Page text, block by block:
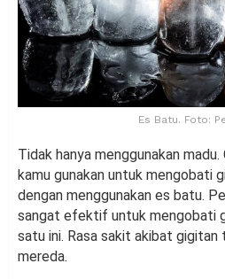
Es Batu. Foto:
Tidak hanya menggunakan
kamu gunakan untuk mengobati
dengan menggunakan es batu.
sangat efektif untuk mengobati
satu ini. Rasa sakit akibat gigitan
mereda.